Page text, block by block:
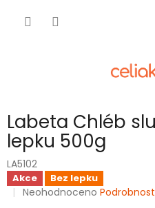
Labeta Chléb
lepku 500g
LA5102
Akce Bez lepku
Průměrné
Neohodnoceno